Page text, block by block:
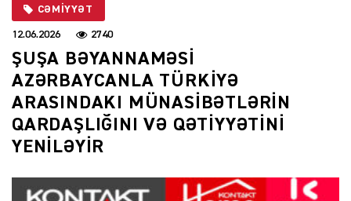
CƏMIYYƏT
12.06.2026 2740
ŞUŞA BƏYANNAMƏSİ
AZƏRBAYCANLA TÜRKİYƏ
ARASINDAKI MÜNASİBƏTLƏRİN
QARDAŞLIĞINI VƏ QƏTİYYƏTİNİ
YENİLƏYİR